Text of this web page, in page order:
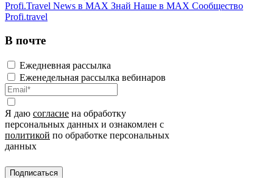
Profi.Travel News в MAX Знай Наше в MAX Сообщество
Profi.travel
В почте
Ежедневная рассылка
Еженедельная рассылка вебинаров
Я даю согласие на обработку
персональных данных и ознакомлен с
политикой по обработке персональных
данных
Подписаться